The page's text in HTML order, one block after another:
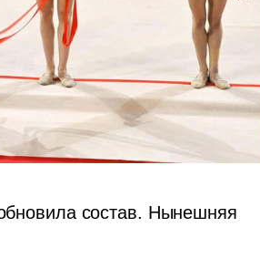
состав. Нынешняя